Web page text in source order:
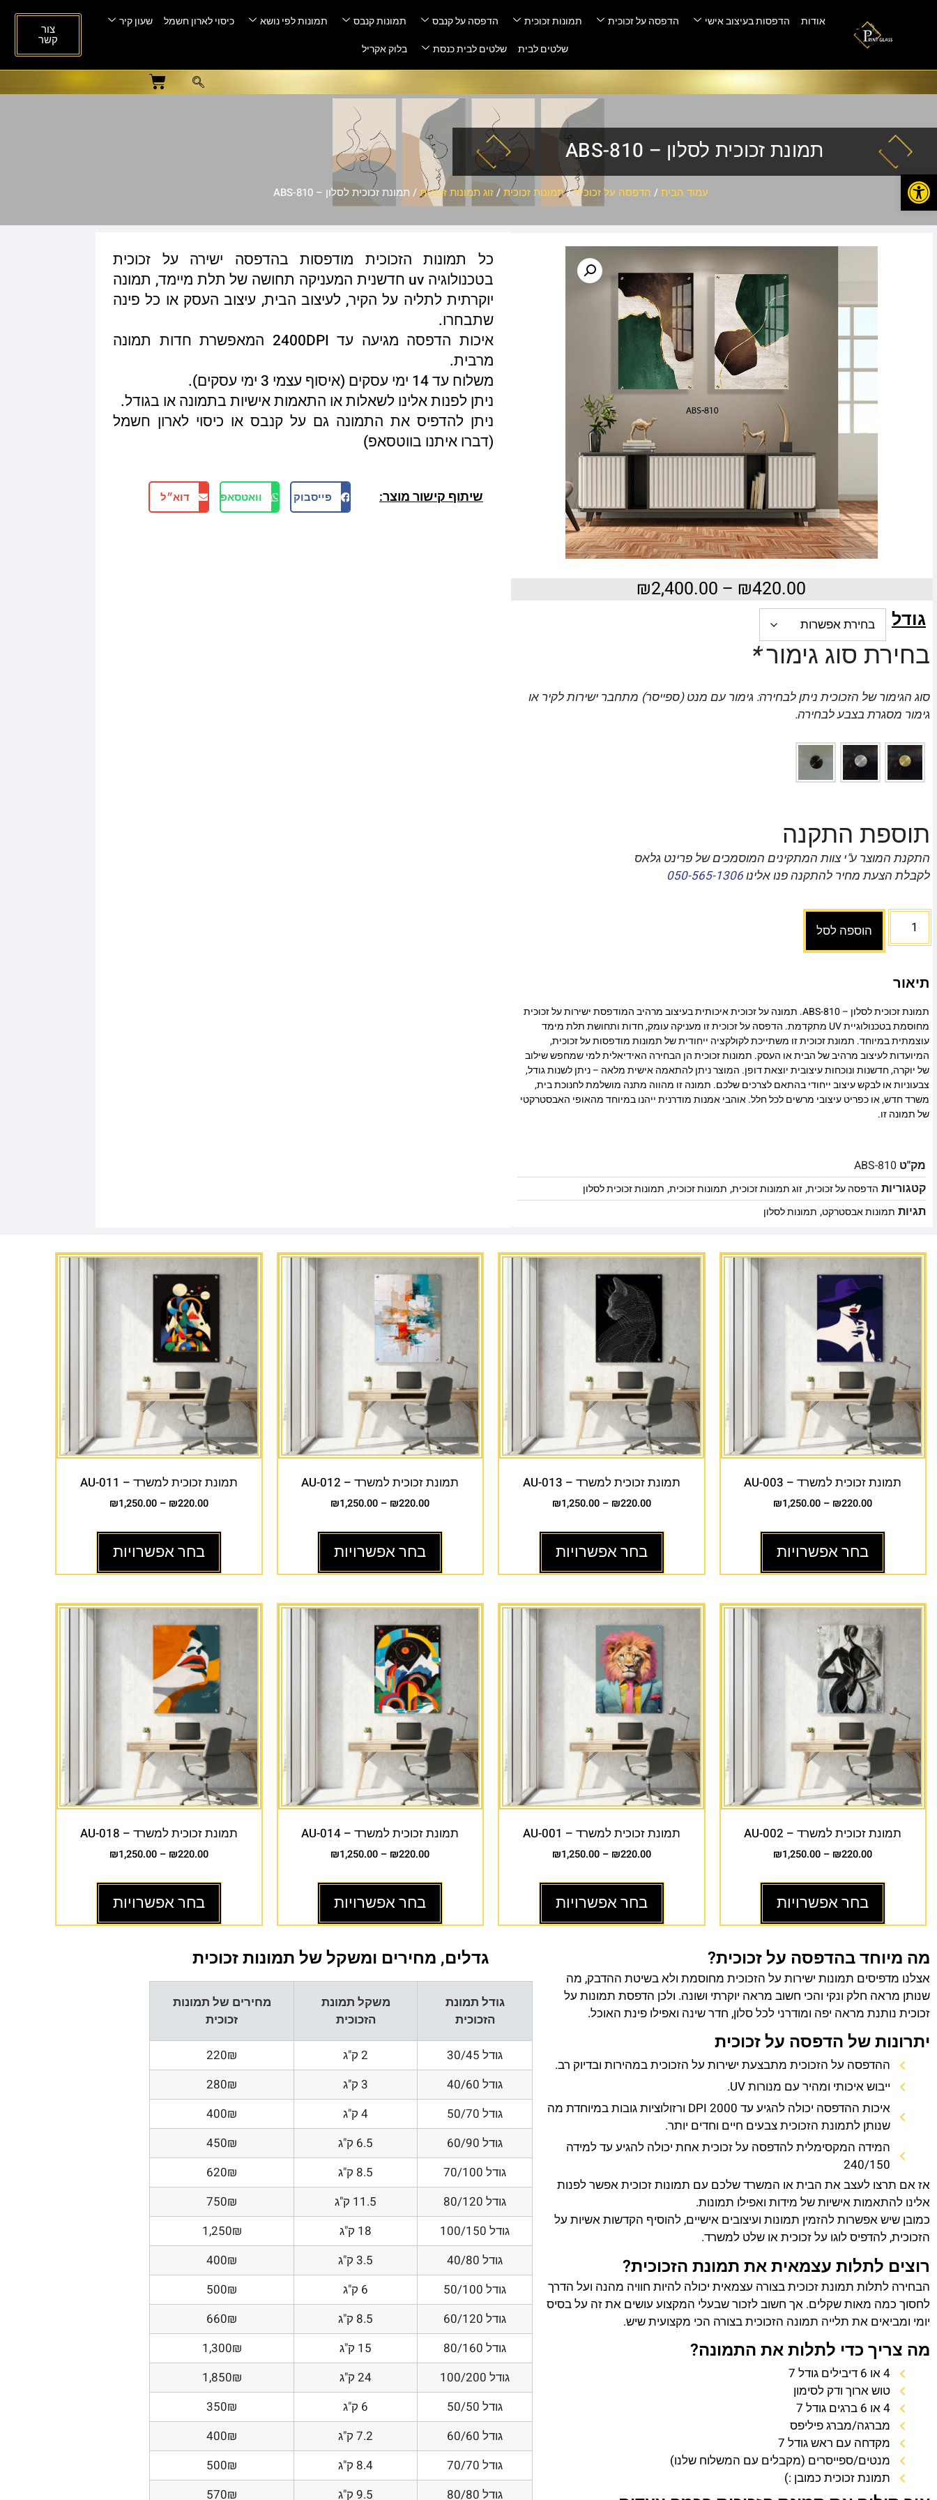
פתח סרגל נגישות
אודות הדפסות בעיצוב אישי הדפסה על זכוכית תמונות זכוכית הדפסה על קנבס תמונות קנבס תמונות לפי נושא כיסוי לארון חשמל
שעון קיר
שלטים לבית
שלטים לבית כנסת בלוק אקריל
צור
קשר
תמונת זכוכית לסלון – ABS-810
עמוד הבית/ הדפסה על זכוכית/תמונות זכוכית/זוג תמונות זכוכית/ תמונת זכוכית לסלון – ABS-810
₪420.00
–
₪2,400.00
גודל
בחירת סוג גימור*
סוג הגימור של הזכוכית ניתן לבחירה: גימור עם מנט (ספייסר) מתחבר ישירות לקיר או
גימור מסגרת בצבע לבחירה.
תוספת התקנה
התקנת המוצר ע"י צוות המתקינים המוסמכים של פרינט גלאס
לקבלת הצעת מחיר להתקנה פנו אלינו050-565-1306
הוספה לסל
תיאור
תמונת זכוכית לסלון – ABS-810. תמונה על זכוכית איכותית בעיצוב מרהיב המודפסת ישירות על זכוכית
מחוסמת בטכנולוגיית UV מתקדמת. הדפסה על זכוכית זו מעניקה עומק, חדות ותחושת תלת מימד
עוצמתית במיוחד. תמונת זכוכית זו משתייכת לקולקציה ייחודית של תמונות מודפסות על זכוכית,
המיועדות לעיצוב מרהיב של הבית או העסק. תמונות זכוכית הן הבחירה האידיאלית למי שמחפש שילוב
של יוקרה, חדשנות ונוכחות עיצובית יוצאת דופן. המוצר ניתן להתאמה אישית מלאה – ניתן לשנות גודל,
צבעוניות או לבקש עיצוב ייחודי בהתאם לצרכים שלכם. תמונה זו מהווה מתנה מושלמת לחנוכת בית,
משרד חדש, או כפריט עיצובי מרשים לכל חלל. אוהבי אמנות מודרנית ייהנו במיוחד מהאופי האבסטרקטי
של תמונה זו.
מק"ט ABS-810
קטגוריות הדפסה על זכוכית,זוג תמונות זכוכית, תמונות זכוכית, תמונות זכוכית לסלון
תגיות תמונות אבסטרקט, תמונות לסלון
כל תמונות הזכוכית מודפסות בהדפסה ישירה על זכוכית
בטכנולוגיה uv חדשנית המעניקה תחושה של תלת מיימד, תמונה
יוקרתית לתליה על הקיר, לעיצוב הבית, עיצוב העסק או כל פינה
שתבחרו.
איכות הדפסה מגיעה עד 2400DPI המאפשרת חדות תמונה
מרבית.
משלוח עד 14 ימי עסקים (איסוף עצמי 3 ימי עסקים).
ניתן לפנות אלינו לשאלות או התאמות אישיות בתמונה או בגודל.
ניתן להדפיס את התמונה גם על קנבס או כיסוי לארון חשמל
(דברו איתנו בווטסאפ)
שיתוף קישור מוצר: פייסבוק וואטסאפ דוא״ל
תמונת זכוכית למשרד – AU-003
₪220.00
–
₪1,250.00
בחר אפשרויות
תמונת זכוכית למשרד – AU-013
₪220.00
–
₪1,250.00
בחר אפשרויות
תמונת זכוכית למשרד – AU-012
₪220.00
–
₪1,250.00
בחר אפשרויות
תמונת זכוכית למשרד – AU-011
₪220.00
–
₪1,250.00
בחר אפשרויות
תמונת זכוכית למשרד – AU-002
₪220.00
–
₪1,250.00
בחר אפשרויות
תמונת זכוכית למשרד – AU-001
₪220.00
–
₪1,250.00
בחר אפשרויות
תמונת זכוכית למשרד – AU-014
₪220.00
–
₪1,250.00
בחר אפשרויות
תמונת זכוכית למשרד – AU-018
₪220.00
–
₪1,250.00
בחר אפשרויות
מה מיוחד בהדפסה על זכוכית?
אצלנו מדפיסים תמונות ישירות על הזכוכית מחוסמת ולא בשיטת ההדבק, מה
שנותן מראה חלק ונקי והכי חשוב מראה יוקרתי ושונה. ולכן הדפסת תמונות על
זכוכית נותנת מראה יפה ומודרני לכל סלון, חדר שינה ואפילו פינת האוכל.
יתרונות של הדפסה על זכוכית
ההדפסה על הזכוכית מתבצעת ישירות על הזכוכית במהירות ובדיוק רב.
ייבוש איכותי ומהיר עם מנורות UV.
איכות ההדפסה יכולה להגיע עד 2000 DPI ורזולוציות גובות במיוחדת מה
שנותן לתמונת הזכוכית צבעים חיים וחדים יותר.
המידה המקסימלית להדפסה על זכוכית אחת יכולה להגיע עד למידה
240/150
אז אם תרצו לעצב את הבית או המשרד שלכם עם תמונות זכוכית אפשר לפנות
אלינו להתאמות אישיות של מידות ואפילו תמונות.
כמובן שיש אפשרות להזמין תמונות ועיצובים אישיים, להוסיף הקדשות אשיות על
הזכוכית, להדפיס לוגו על זכוכית או שלט למשרד.
רוצים לתלות עצמאית את תמונת הזכוכית?
הבחירה לתלות תמונת זכוכית בצורה עצמאית יכולה להיות חוויה מהנה ועל הדרך
לחסוך כמה מאות שקלים. אך חשוב לזכור שבעלי המקצוע עושים את זה על בסיס
יומי ומביאים את תלייה תמונה הזכוכית בצורה הכי מקצועית שיש.
מה צריך כדי לתלות את התמונה?
4 או 6 דיבילים גודל 7
טוש ארוך ודק לסימון
4 או 6 ברגים גודל 7
מברגה/מברג פיליפס
מקדחה עם ראש גודל 7
מנטים/ספייסרים (מקבלים עם המשלוח שלנו)
תמונת זכוכית כמובן :)
גדלים, מחירים ומשקל של תמונות זכוכית
גודל תמונת
הזכוכית
משקל תמונת
הזכוכית
מחירים של תמונות
זכוכית
גודל 30/45 2 ק"ג
220₪
גודל 40/60
3 ק"ג
280₪
גודל 50/70
4 ק"ג
400₪
גודל 60/90
6.5 ק"ג
450₪
גודל 70/100
8.5 ק"ג
620₪
גודל 80/120
11.5 ק"ג
750₪
גודל 100/150
18 ק"ג
1,250₪
גודל 40/80
3.5 ק"ג
400₪
גודל 50/100
6 ק"ג
500₪
גודל 60/120
8.5 ק"ג
660₪
גודל 80/160
15 ק"ג
1,300₪
גודל 100/200
24 ק"ג
1,850₪
גודל 50/50
6 ק"ג
350₪
גודל 60/60
7.2 ק"ג
400₪
גודל 70/70
8.4 ק"ג
500₪
גודל 80/80
9.5 ק"ג 570₪